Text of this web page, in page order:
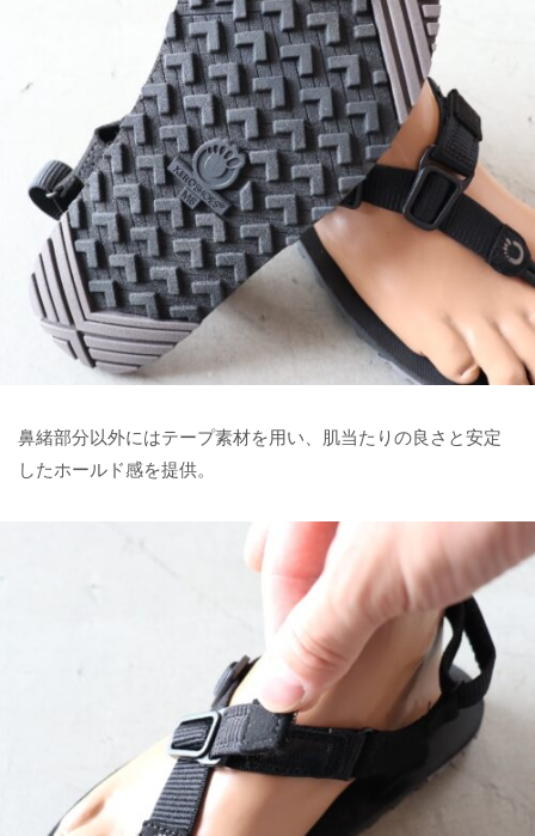
鼻緒部分以外にはテープ素材を用い、肌当たりの良さと安定
したホールド感を提供。